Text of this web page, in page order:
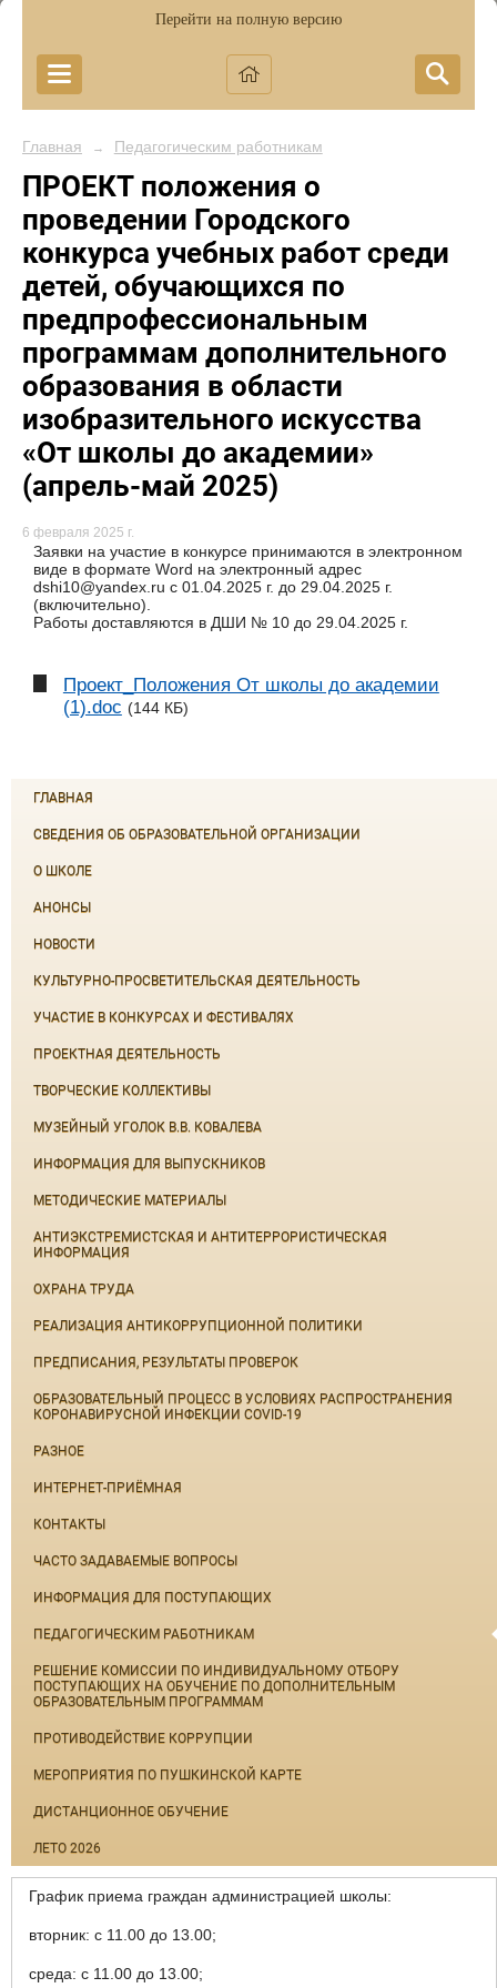
Перейти на полную версию
Главная → Педагогическим работникам
ПРОЕКТ положения о
проведении Городского
конкурса учебных работ среди
детей, обучающихся по
предпрофессиональным
программам дополнительного
образования в области
изобразительного искусства
«От школы до академии»
(апрель-май 2025)
6 февраля 2025 г.
Заявки на участие в конкурсе принимаются в электронном
виде в формате Word на электронный адрес
dshi10@yandex.ru с 01.04.2025 г. до 29.04.2025 г.
(включительно).
Работы доставляются в ДШИ № 10 до 29.04.2025 г.
Проект_Положения От школы до академии
(1).doc (144 КБ)
ГЛАВНАЯ
СВЕДЕНИЯ ОБ ОБРАЗОВАТЕЛЬНОЙ ОРГАНИЗАЦИИ
О ШКОЛЕ
АНОНСЫ
НОВОСТИ
КУЛЬТУРНО-ПРОСВЕТИТЕЛЬСКАЯ ДЕЯТЕЛЬНОСТЬ
УЧАСТИЕ В КОНКУРСАХ И ФЕСТИВАЛЯХ
ПРОЕКТНАЯ ДЕЯТЕЛЬНОСТЬ
ТВОРЧЕСКИЕ КОЛЛЕКТИВЫ
МУЗЕЙНЫЙ УГОЛОК В.В. КОВАЛЕВА
ИНФОРМАЦИЯ ДЛЯ ВЫПУСКНИКОВ
МЕТОДИЧЕСКИЕ МАТЕРИАЛЫ
АНТИЭКСТРЕМИСТСКАЯ И АНТИТЕРРОРИСТИЧЕСКАЯ
ИНФОРМАЦИЯ
ОХРАНА ТРУДА
РЕАЛИЗАЦИЯ АНТИКОРРУПЦИОННОЙ ПОЛИТИКИ
ПРЕДПИСАНИЯ, РЕЗУЛЬТАТЫ ПРОВЕРОК
ОБРАЗОВАТЕЛЬНЫЙ ПРОЦЕСС В УСЛОВИЯХ РАСПРОСТРАНЕНИЯ
КОРОНАВИРУСНОЙ ИНФЕКЦИИ COVID-19
РАЗНОЕ
ИНТЕРНЕТ-ПРИЁМНАЯ
КОНТАКТЫ
ЧАСТО ЗАДАВАЕМЫЕ ВОПРОСЫ
ИНФОРМАЦИЯ ДЛЯ ПОСТУПАЮЩИХ
ПЕДАГОГИЧЕСКИМ РАБОТНИКАМ
РЕШЕНИЕ КОМИССИИ ПО ИНДИВИДУАЛЬНОМУ ОТБОРУ
ПОСТУПАЮЩИХ НА ОБУЧЕНИЕ ПО ДОПОЛНИТЕЛЬНЫМ
ОБРАЗОВАТЕЛЬНЫМ ПРОГРАММАМ
ПРОТИВОДЕЙСТВИЕ КОРРУПЦИИ
МЕРОПРИЯТИЯ ПО ПУШКИНСКОЙ КАРТЕ
ДИСТАНЦИОННОЕ ОБУЧЕНИЕ
ЛЕТО 2026
График приема граждан администрацией школы:
вторник: с 11.00 до 13.00;
среда: с 11.00 до 13.00;